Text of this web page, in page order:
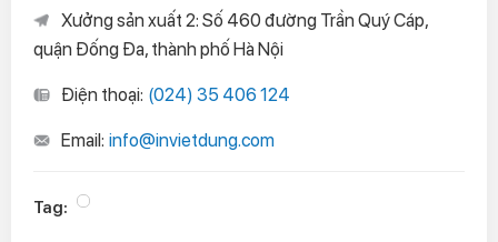
Xưởng sản xuất 2: Số 460 đường Trần Quý Cáp,
quận Đống Đa, thành phố Hà Nội
Điện thoại: (024) 35 406 124
Email: info@invietdung.com
Tag: